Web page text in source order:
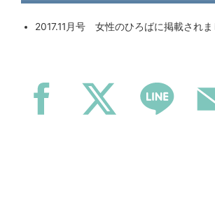
2017.11月号 女性のひろばに掲載されま